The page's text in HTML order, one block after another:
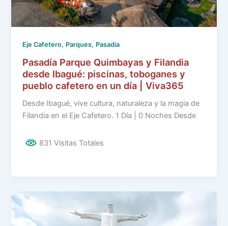
Eje Cafetero, Parques, Pasadia
Pasadía Parque Quimbayas y Filandia
desde Ibagué: piscinas, toboganes y
pueblo cafetero en un día | Viva365
Desde Ibagué, vive cultura, naturaleza y la magia de
Filandia en el Eje Cafetero. 1 Día | 0 Noches Desde
831 Visitas Totales